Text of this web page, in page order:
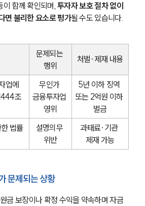
이 함께 확인되며, 투자자 보호 절차 없이
면 불리한 요소로 평가될 수도 있습니다.
문제되는
행위
처벌·제재 내용
업에
444조
무인가
금융투자업
영위
5년 이하 징역
또는 2억원 이하
벌금
법률
설명의무
위반
과태료·기관
제재 가능
문제되는 상황
금 보장이나 확정 수익을 약속하며 자금